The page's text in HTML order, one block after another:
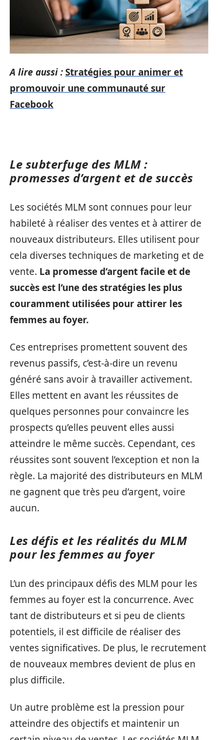
A lire aussi :Stratégies pour animer et
promouvoir une communauté sur
Facebook
Le subterfuge des MLM :
promesses d’argent et de succès
Les sociétés MLM sont connues pour leur
habileté à réaliser des ventes et à attirer de
nouveaux distributeurs. Elles utilisent pour
cela diverses techniques de marketing et de
vente. La promesse d’argent facile et de
succès est l’une des stratégies les plus
couramment utilisées pour attirer les
femmes au foyer.
Ces entreprises promettent souvent des
revenus passifs, c’est-à-dire un revenu
généré sans avoir à travailler activement.
Elles mettent en avant les réussites de
quelques personnes pour convaincre les
prospects qu’elles peuvent elles aussi
atteindre le même succès. Cependant, ces
réussites sont souvent l’exception et non la
règle. La majorité des distributeurs en MLM
ne gagnent que très peu d’argent, voire
aucun.
Les défis et les réalités du MLM
pour les femmes au foyer
L’un des principaux défis des MLM pour les
femmes au foyer est la concurrence. Avec
tant de distributeurs et si peu de clients
potentiels, il est difficile de réaliser des
ventes significatives. De plus, le recrutement
de nouveaux membres devient de plus en
plus difficile.
Un autre problème est la pression pour
atteindre des objectifs et maintenir un